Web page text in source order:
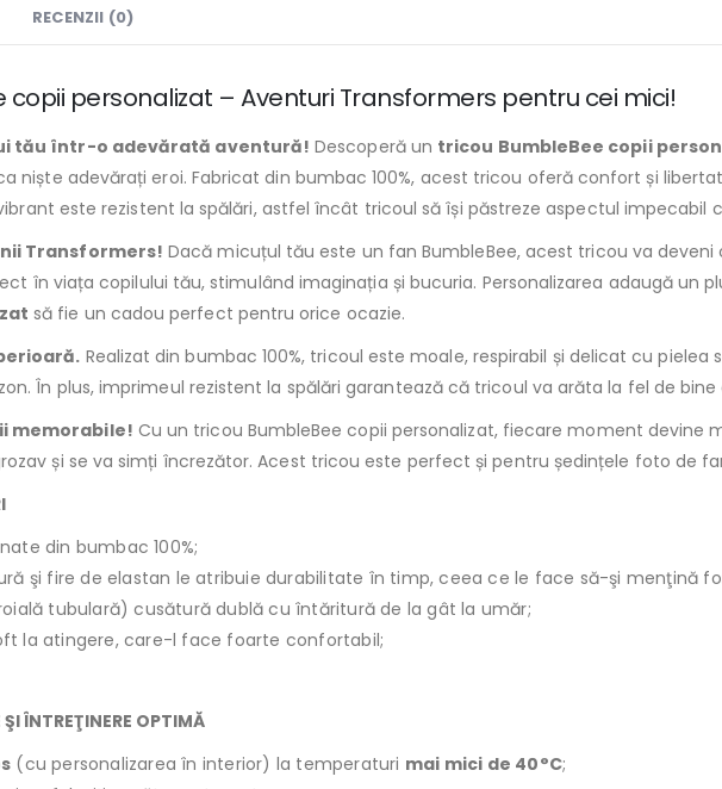
RECENZII (0)
copii personalizat – Aventuri Transformers pentru cei mici!
tău într-o adevărată aventură! Descoperă un tricou BumbleBee copii
niște adevărați eroi. Fabricat din bumbac 100%, acest tricou oferă confort și
este rezistent la spălări, astfel încât tricoul să își păstreze aspectul impecabil
Transformers! Dacă micuțul tău este un fan BumbleBee, acest tricou va
în viața copilului tău, stimulând imaginația și bucuria. Personalizarea adaugă un
să fie un cadou perfect pentru orice ocazie.
Realizat din bumbac 100%, tricoul este moale, respirabil și delicat cu
În plus, imprimeul rezistent la spălări garantează că tricoul va arăta la fel de
memorabile! Cu un tricou BumbleBee copii personalizat, fiecare moment devine
și se va simți încrezător. Acest tricou este perfect și pentru ședințele foto de
din bumbac 100%;
şi fire de elastan le atribuie durabilitate în timp, ceea ce le face să-şi menţină
tubulară) cusătură dublă cu întăritură de la gât la umăr;
la atingere, care-l face foarte confortabil;
ÎNTREŢINERE OPTIMĂ
(cu personalizarea în interior) la temperaturi mai mici de 40°C;